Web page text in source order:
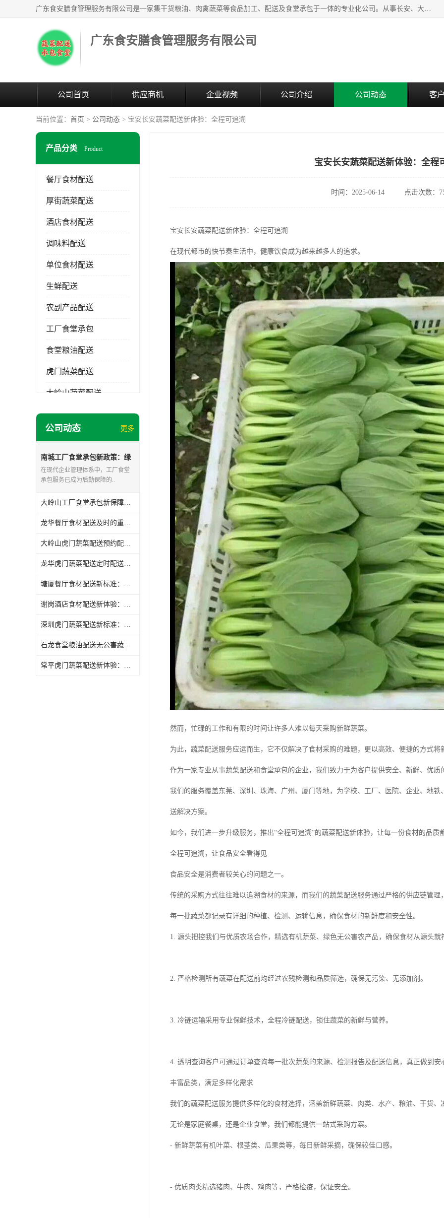
广东食安膳食管理服务有限公司是一家集干货粮油、肉禽蔬菜等食品加工、配送及食堂承包于一体的专业化公司。从事长安、大朗、大岭山、厚街、虎门等地区的蔬菜配送服务。 专业的服务队伍，以及完善的服务机制，经过多年的努力拼搏，赢得了广大客户的信赖和支持。
广东食安膳食管理服务有限公司
公司首页 供应商机 企业视频 公司介绍 公司动态 客
当前位置： 首页 > 公司动态 > 宝安长安蔬菜配送新体验：全程可追溯
产品分类 Product
餐厅食材配送
厚街蔬菜配送
酒店食材配送
调味料配送
单位食材配送
生鲜配送
农副产品配送
工厂食堂承包
食堂粮油配送
虎门蔬菜配送
大岭山蔬菜配送
长安蔬菜配送
公司动态 更多
南城工厂食堂承包新政策：绿
色通道保障供应
在现代企业管理体系中，工厂食堂
承包服务已成为后勤保障的..
大岭山工厂食堂承包新保障：全程保险护航
龙华餐厅食材配送及时的重要性
大岭山虎门蔬菜配送预约配送更灵活
龙华虎门蔬菜配送定时配送任选
塘厦餐厅食材配送新标准：绿色食品认证
谢岗酒店食材配送新体验：全程可追溯
深圳虎门蔬菜配送新标准：绿色食品认证
石龙食堂粮油配送无公害蔬菜推广
常平虎门蔬菜配送新体验：全程可追溯
宝安长安蔬菜配送新体验：全程
时间：2025-06-14 点击次数：
宝安长安蔬菜配送新体验：全程可追溯
在现代都市的快节奏生活中，健康饮食成为越来越多人的追求。
然而，忙碌的工作和有限的时间让许多人难以每天采购新鲜蔬菜。
为此，蔬菜配送服务应运而生，它不仅解决了食材采购的难题，更以高效、便捷的方式将
作为一家专业从事蔬菜配送和食堂承包的企业，我们致力于为客户提供安全、新鲜、优质
我们的服务覆盖东莞、深圳、珠海、广州、厦门等地，为学校、工厂、医院、企业、地
送解决方案。
如今，我们进一步升级服务，推出“全程可追溯”的蔬菜配送新体验，让每一份食材的品质
全程可追溯，让食品安全看得见
食品安全是消费者较关心的问题之一。
传统的采购方式往往难以追溯食材的来源，而我们的蔬菜配送服务通过严格的供应链管理
每一批蔬菜都记录有详细的种植、检测、运输信息，确保食材的新鲜度和安全性。
1. 源头把控我们与优质农场合作，精选有机蔬菜、绿色无公害农产品，确保食材从源头就
2. 严格检测所有蔬菜在配送前均经过农残检测和品质筛选，确保无污染、无添加剂。
3. 冷链运输采用专业保鲜技术，全程冷链配送，锁住蔬菜的新鲜与营养。
4. 透明查询客户可通过订单查询每一批次蔬菜的来源、检测报告及配送信息，真正做到安
丰富品类，满足多样化需求
我们的蔬菜配送服务提供多样化的食材选择，涵盖新鲜蔬菜、肉类、水产、粮油、干货、
无论是家庭餐桌，还是企业食堂，我们都能提供一站式采购方案。
- 新鲜蔬菜有机叶菜、根茎类、瓜果类等，每日新鲜采摘，确保较佳口感。
- 优质肉类精选猪肉、牛肉、鸡肉等，严格检疫，保证安全。